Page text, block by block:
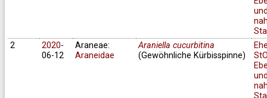
2
2020-
06-12
Araneae:
Araneidae
Araniella cucurbitina
(Gewöhnliche Kürbisspinne)